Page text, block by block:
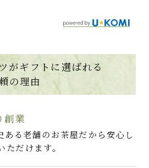
がギフトに選ばれる
の理由
創業
ある老舗のお茶屋だから安心し
ただけます。